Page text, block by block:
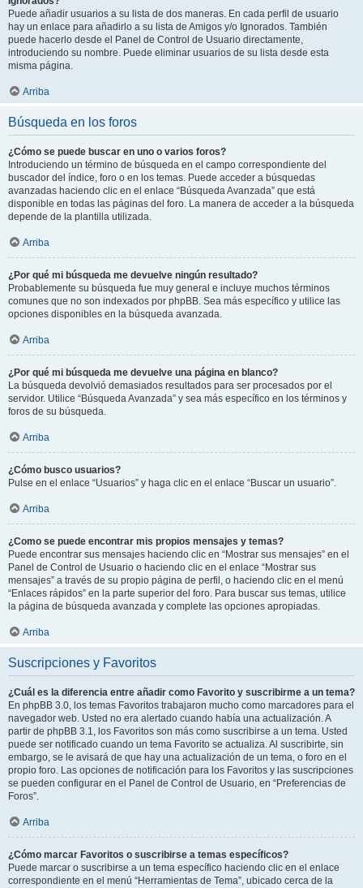
Puede añadir usuarios a su lista de dos maneras. En cada perfil de usuario
hay un enlace para añadirlo a su lista de Amigos y/o Ignorados. También
puede hacerlo desde el Panel de Control de Usuario directamente,
introduciendo su nombre. Puede eliminar usuarios de su lista desde esta
misma página.
Arriba
Búsqueda en los foros
¿Cómo se puede buscar en uno o varios foros?
Introduciendo un término de búsqueda en el campo correspondiente del
buscador del índice, foro o en los temas. Puede acceder a búsquedas
avanzadas haciendo clic en el enlace “Búsqueda Avanzada” que está
disponible en todas las páginas del foro. La manera de acceder a la búsqueda
depende de la plantilla utilizada.
Arriba
¿Por qué mi búsqueda me devuelve ningún resultado?
Probablemente su búsqueda fue muy general e incluye muchos términos
comunes que no son indexados por phpBB. Sea más específico y utilice las
opciones disponibles en la búsqueda avanzada.
Arriba
¿Por qué mi búsqueda me devuelve una página en blanco?
La búsqueda devolvió demasiados resultados para ser procesados por el
servidor. Utilice “Búsqueda Avanzada” y sea más específico en los términos y
foros de su búsqueda.
Arriba
¿Cómo busco usuarios?
Pulse en el enlace “Usuarios” y haga clic en el enlace “Buscar un usuario”.
Arriba
¿Como se puede encontrar mis propios mensajes y temas?
Puede encontrar sus mensajes haciendo clic en “Mostrar sus mensajes” en el
Panel de Control de Usuario o haciendo clic en el enlace “Mostrar sus
mensajes” a través de su propio página de perfil, o haciendo clic en el menú
“Enlaces rápidos” en la parte superior del foro. Para buscar sus temas, utilice
la página de búsqueda avanzada y complete las opciones apropiadas.
Arriba
Suscripciones y Favoritos
¿Cuál es la diferencia entre añadir como Favorito y suscribirme a un tema?
En phpBB 3.0, los temas Favoritos trabajaron mucho como marcadores para el
navegador web. Usted no era alertado cuando había una actualización. A
partir de phpBB 3.1, los Favoritos son más como suscribirse a un tema. Usted
puede ser notificado cuando un tema Favorito se actualiza. Al suscribirte, sin
embargo, se le avisará de que hay una actualización de un tema, o foro en el
propio foro. Las opciones de notificación para los Favoritos y las suscripciones
se pueden configurar en el Panel de Control de Usuario, en “Preferencias de
Foros”.
Arriba
¿Cómo marcar Favoritos o suscribirse a temas específicos?
Puede marcar o suscribirse a un tema específico haciendo clic en el enlace
correspondiente en el menú “Herramientas de Tema”, ubicado cerca de la